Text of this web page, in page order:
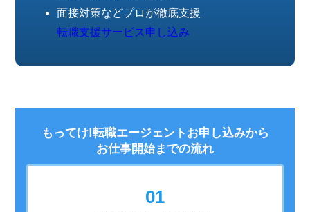
面接対策などプロが徹底支援
転職支援サービス申し込み
もってけ!転職エージェントお申し込みから
お仕事開始までの流れ
01